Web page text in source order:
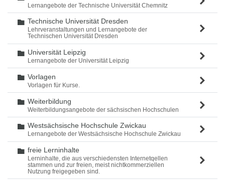
Lernangebote der Technische Universität Chemnitz
Ordner
Technische Universität Dresden
Lehrveranstaltungen und Lernangebote der
Technischen Universität Dresden
Ordner
Universität Leipzig
Lernangebote der Universität Leipzig
Ordner
Vorlagen
Vorlagen für Kurse.
Ordner
Weiterbildung
Weiterbildungsangebote der sächsischen Hochschulen
Ordner
Westsächsische Hochschule Zwickau
Lernangebote der Westsächsische Hochschule Zwickau
Ordner
freie Lerninhalte
Lerninhalte, die aus verschiedensten Internetqellen
stammen und zur freien, meist nichtkommerziellen
Nutzung freigegeben sind.